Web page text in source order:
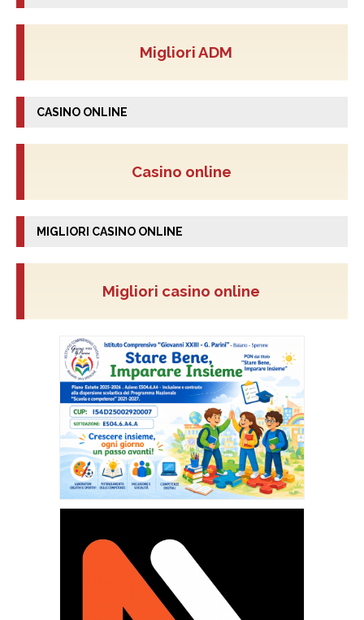
Migliori ADM
CASINO ONLINE
Casino online
MIGLIORI CASINO ONLINE
Migliori casino online